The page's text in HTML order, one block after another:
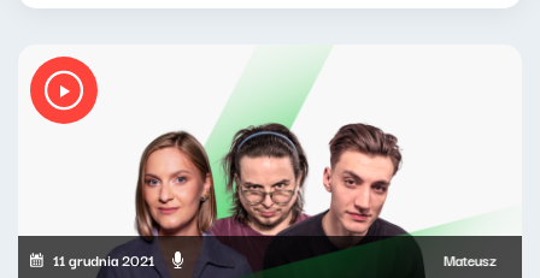
11 grudnia 2021 Mateusz